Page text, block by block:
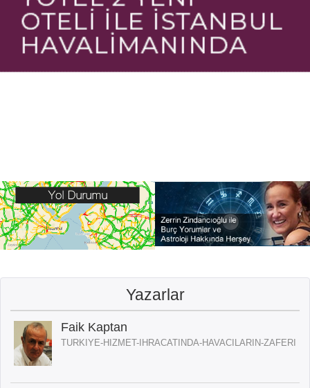
Yazarlar
Faik Kaptan
TURKIYE-HIZMET-IHRACATINDA-HAVACILARIN-ZAFERI